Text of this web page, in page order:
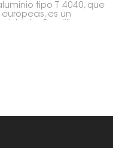
tipo T 4040, que
es un